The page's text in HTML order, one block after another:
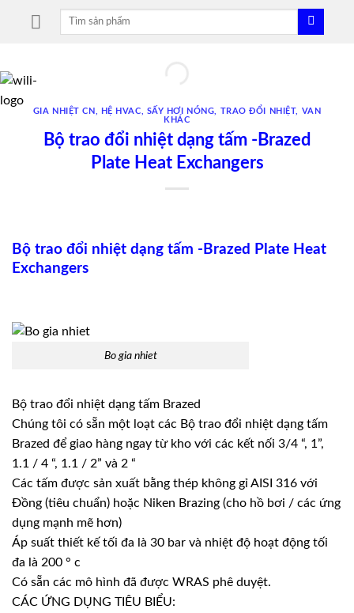
Tìm
GIA NHIỆT CN HỆ HVAC SẤY HƠI NÓNG TRAO ĐỔI NHIỆT, VAN
KHÁC
Bộ trao đổi nhiệt dạng tấm -Brazed
Plate Heat Exchangers
Bộ trao đổi nhiệt dạng tấm -Brazed Plate Heat
Exchangers
Bo gia nhiet
Bộ trao đổi nhiệt dạng tấm Brazed
Chúng tôi có sẵn một loạt các Bộ trao đổi nhiệt dạng tấm
Brazed để giao hàng ngay từ kho với các kết nối 3/4 “, 1”,
1.1 / 4 “, 1.1 / 2” và 2 “
Các tấm được sản xuất bằng thép không gỉ AISI 316 với
Đồng (tiêu chuẩn) hoặc Niken Brazing (cho hồ bơi / các ứng
dụng mạnh mẽ hơn)
Áp suất thiết kế tối đa là 30 bar và nhiệt độ hoạt động tối
đa là 200 ° c
Có sẵn các mô hình đã được WRAS phê duyệt.
CÁC ỨNG DỤNG TIÊU BIỂU: